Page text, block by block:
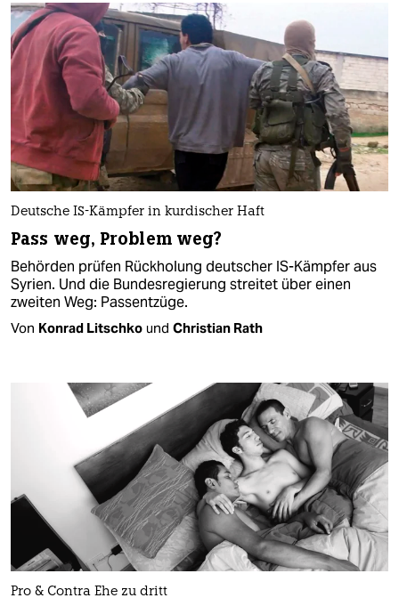
Deutsche IS-Kämpfer in kurdischer Haft
Pass weg, Problem weg?
Behörden prüfen Rückholung deutscher IS-Kämpfer aus
Syrien. Und die Bundesregierung streitet über einen
zweiten Weg: Passentzüge.
Von Konrad Litschko und Christian Rath
Pro & Contra Ehe zu dritt